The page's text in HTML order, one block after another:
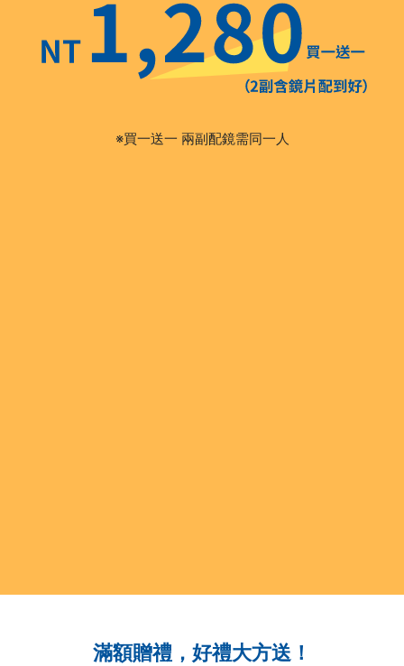
※買一送一 兩副配鏡需同一人
滿額贈禮，好禮大方送！